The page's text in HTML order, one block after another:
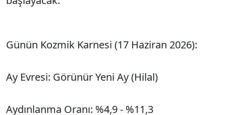
Günün Kozmik Karnesi (17 Haziran 2026):
Ay Evresi: Görünür Yeni Ay (Hilal)
Aydınlanma Oranı: %4,9 - %11,3